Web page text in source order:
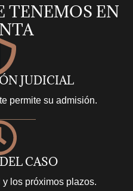
TENEMOS EN
JUDICIAL
permite su admisión.
CASO
los próximos plazos.